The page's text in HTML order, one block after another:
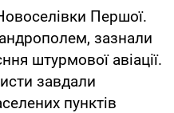
Першої.
зазнали
штурмової авіації.
завдали
пунктів